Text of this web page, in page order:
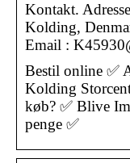
Kontakt.
Kolding,
Email :
Bestil online ✅
Kolding
køb? ✅ Blive
penge ✅